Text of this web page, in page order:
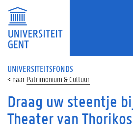
UNIVERSITEITSFONDS
Patrimonium & Cultuur
Draag uw steentje
Theater van Thorikos